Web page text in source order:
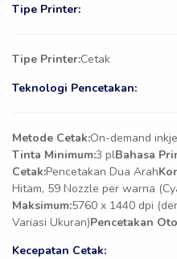
Tipe Printer:
Tipe Printer:Cetak
Teknologi Pencetakan:
Metode Cetak:On-demand
Tinta Minimum:3 plBahasa
Cetak:Pencetakan Dua Arah
Hitam, 59 Nozzle per warna
Maksimum:5760 x 1440 dpi
Variasi Ukuran)Pencetakan
Kecepatan Cetak: